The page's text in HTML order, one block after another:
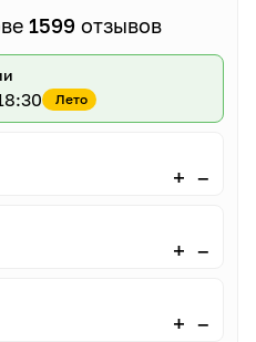
1599 отзывов
Лето
+ –
+ –
+ –